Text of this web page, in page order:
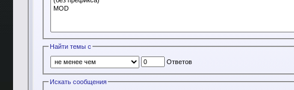
Найти темы с
Ответов
Искать сообщения